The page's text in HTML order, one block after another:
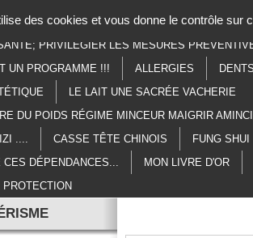
PARANORMAL ESOTÉRISME
PRIVILÉGIER LES MESURES
UN PROGRAMME !!!
ALLERGIES
LE LAIT UNE SACRÉE VACHERIE
DU POIDS RÉGIME MINCEUR MAIGRIR
....
CASSE TÊTE CHINOIS
FUNG SHUI
DÉPENDANCES...
MON LIVRE D'OR
des cookies et vous donne le contrôle sur